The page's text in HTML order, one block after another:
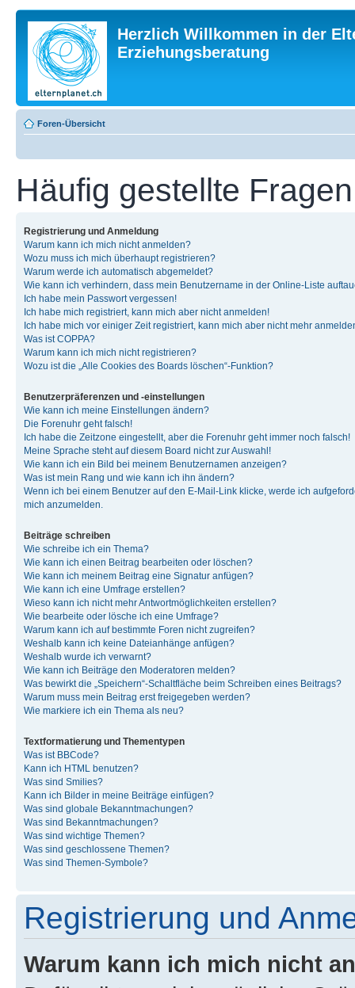
Herzlich Willkommen in der
Erziehungsberatung
Foren-Übersicht
Häufig gestellte Fragen
Registrierung und Anmeldung
Warum kann ich mich nicht anmelden?
Wozu muss ich mich überhaupt registrieren?
Warum werde ich automatisch abgemeldet?
Wie kann ich verhindern, dass mein Benutzername in der Online-Liste
Ich habe mein Passwort vergessen!
Ich habe mich registriert, kann mich aber nicht anmelden!
Ich habe mich vor einiger Zeit registriert, kann mich aber nicht mehr
Was ist COPPA?
Warum kann ich mich nicht registrieren?
Wozu ist die „Alle Cookies des Boards löschen“-Funktion?
Benutzerpräferenzen und -einstellungen
Wie kann ich meine Einstellungen ändern?
Die Forenuhr geht falsch!
Ich habe die Zeitzone eingestellt, aber die Forenuhr geht immer noch falsch!
Meine Sprache steht auf diesem Board nicht zur Auswahl!
Wie kann ich ein Bild bei meinem Benutzernamen anzeigen?
Was ist mein Rang und wie kann ich ihn ändern?
Wenn ich bei einem Benutzer auf den E-Mail-Link klicke, werde ich
mich anzumelden.
Beiträge schreiben
Wie schreibe ich ein Thema?
Wie kann ich einen Beitrag bearbeiten oder löschen?
Wie kann ich meinem Beitrag eine Signatur anfügen?
Wie kann ich eine Umfrage erstellen?
Wieso kann ich nicht mehr Antwortmöglichkeiten erstellen?
Wie bearbeite oder lösche ich eine Umfrage?
Warum kann ich auf bestimmte Foren nicht zugreifen?
Weshalb kann ich keine Dateianhänge anfügen?
Weshalb wurde ich verwarnt?
Wie kann ich Beiträge den Moderatoren melden?
Was bewirkt die „Speichern“-Schaltfläche beim Schreiben eines Beitrags?
Warum muss mein Beitrag erst freigegeben werden?
Wie markiere ich ein Thema als neu?
Textformatierung und Thementypen
Was ist BBCode?
Kann ich HTML benutzen?
Was sind Smilies?
Kann ich Bilder in meine Beiträge einfügen?
Was sind globale Bekanntmachungen?
Was sind Bekanntmachungen?
Was sind wichtige Themen?
Was sind geschlossene Themen?
Was sind Themen-Symbole?
Registrierung und
Warum kann ich mich nicht